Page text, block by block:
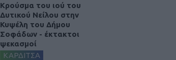
Κρούσμα του ιού του
Δυτικού Νείλου στην
Κυψέλη του Δήμου
Σοφάδων - έκτακτοι
ψεκασμοί
ΚΑΡΔΙΤΣΑ